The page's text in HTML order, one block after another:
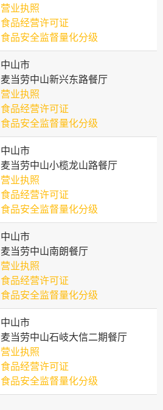
营业执照
食品经营许可证
食品安全监督量化分级
中山市
麦当劳中山新兴东路餐厅
营业执照
食品经营许可证
食品安全监督量化分级
中山市
麦当劳中山小榄龙山路餐厅
营业执照
食品经营许可证
食品安全监督量化分级
中山市
麦当劳中山南朗餐厅
营业执照
食品经营许可证
食品安全监督量化分级
中山市
麦当劳中山石岐大信二期餐厅
营业执照
食品经营许可证
食品安全监督量化分级